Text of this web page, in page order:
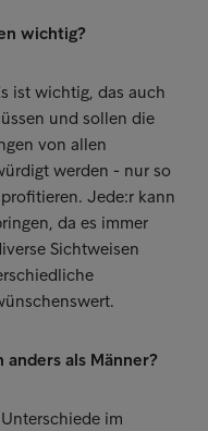
wichtig?
ist wichtig, das auch
und sollen die
von allen
werden - nur so
Jede:r kann
da es immer
Sichtweisen
als Männer?
im